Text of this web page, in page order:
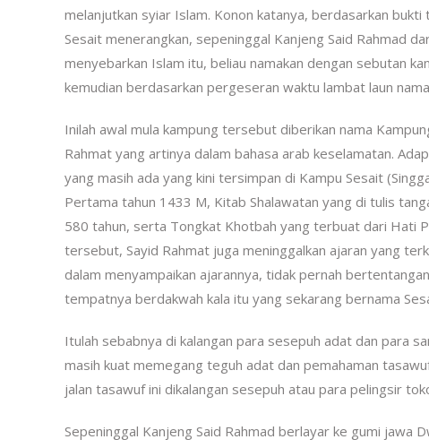
melanjutkan syiar Islam. Konon katanya, berdasarkan
Sesait menerangkan, sepeninggal Kanjeng Said Rahmad
menyebarkan Islam itu, beliau namakan dengan sebutan
kemudian berdasarkan pergeseran waktu lambat laun
Inilah awal mula kampung tersebut diberikan nama
Rahmat yang artinya dalam bahasa arab keselamatan.
yang masih ada yang kini tersimpan di Kampu Sesait
Pertama tahun 1433 M, Kitab Shalawatan yang di tulis
580 tahun, serta Tongkat Khotbah yang terbuat dari Hati
tersebut, Sayid Rahmat juga meninggalkan ajaran yang
dalam menyampaikan ajarannya, tidak pernah
tempatnya berdakwah kala itu yang sekarang bernama
Itulah sebabnya di kalangan para sesepuh adat dan para
masih kuat memegang teguh adat dan pemahaman
jalan tasawuf ini dikalangan sesepuh atau para pelingsir
Sepeninggal Kanjeng Said Rahmad berlayar ke gumi jawa